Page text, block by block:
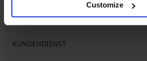
Customize
KUNDENDIENST